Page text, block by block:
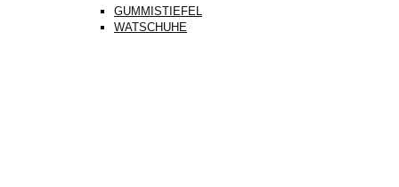
GUMMISTIEFEL
WATSCHUHE